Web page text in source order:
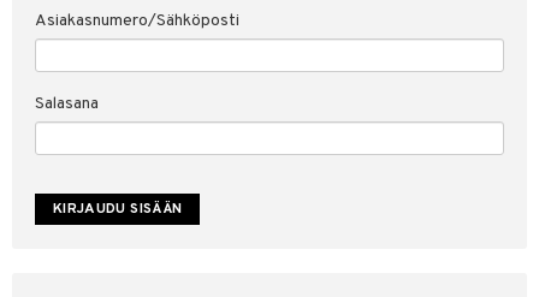
Koti & Sisustus
Lelut, Lapsi & Vauva
Tuotemerkkejä
Asiakasnumero/Sähköposti
Salasana
& vastauksia
myyntiehdot
suojaus